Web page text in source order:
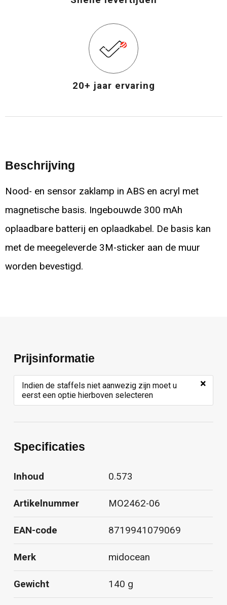
20+ jaar ervaring
Beschrijving
Nood- en sensor zaklamp in ABS en acryl met
magnetische basis. Ingebouwde 300 mAh
oplaadbare batterij en oplaadkabel. De basis kan
met de meegeleverde 3M-sticker aan de muur
worden bevestigd.
Prijsinformatie
Indien de staffels niet aanwezig zijn moet u
eerst een optie hierboven selecteren
×
Specificaties
Inhoud 0.573
Artikelnummer MO2462-06
EAN-code 8719941079069
Merk midocean
Gewicht 140 g